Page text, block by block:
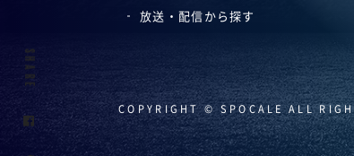
放送・配信から探す
COPYRIGHT © SPOCALE ALL
SHARE